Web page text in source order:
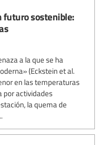
futuro sostenible:
a la que se ha
(Eckstein et al.
en las temperaturas
por actividades
la quema de